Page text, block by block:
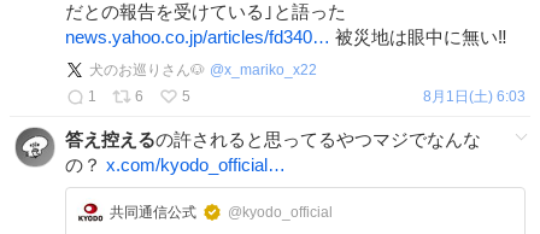
だとの報告を受けている｣と語った
news.yahoo.co.jp/articles/fd340… 被災地は眼中に無い‼
犬のお巡りさん🐶 @x_mariko_x22
1
6 5 8月1日(土) 6:03
答え控えるの許されると思ってるやつマジでなんな
の？ x.com/kyodo_official…
共同通信公式 @kyodo_official